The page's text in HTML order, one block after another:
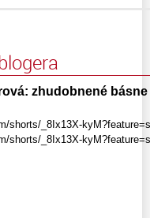
zhudobnené básne
shorts/_8Ix13X-
shorts/_8Ix13X-